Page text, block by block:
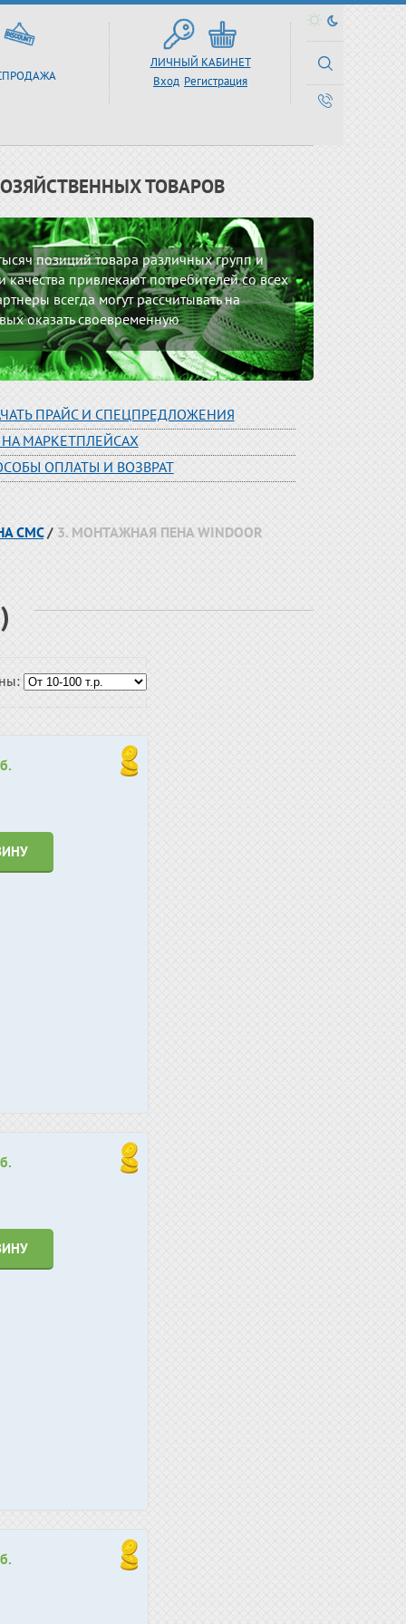
ЛИЧНЫЙ КАБИНЕТ
Вход Регистрация
ТОВАРОВ
позиций товара различных групп и
привлекают потребителей со всех
всегда могут рассчитывать на
оказать своевременную
ПРАЙС И СПЕЦПРЕДЛОЖЕНИЯ
МАРКЕТПЛЕЙСАХ
ОПЛАТЫ И ВОЗВРАТ
СМС/ 3. МОНТАЖНАЯ ПЕНА WINDOOR